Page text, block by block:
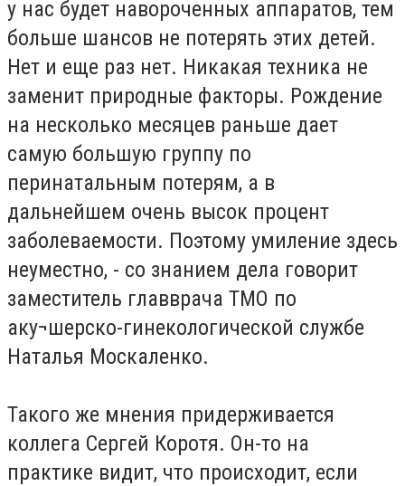
у нас будет навороченных аппаратов, тем
больше шансов не потерять этих детей.
Нет и еще раз нет. Никакая техника не
заменит природные факторы. Рождение
на несколько месяцев раньше дает
самую большую группу по
перинатальным потерям, а в
дальнейшем очень высок процент
заболеваемости. Поэтому умиление здесь
неуместно, - со знанием дела говорит
заместитель главврача ТМО по
аку¬шерско-гинекологической службе
Наталья Москаленко.
Такого же мнения придерживается
коллега Сергей Коротя. Он-то на
практике видит, что происходит, если